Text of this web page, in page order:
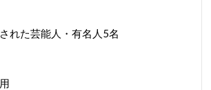
れた芸能人・有名人5名